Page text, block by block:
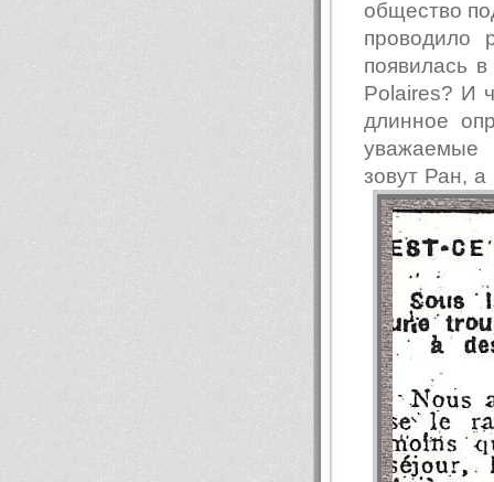
общество
проводило
появилась
Polaires? И
длинное
уважаемые
зовут Ран,